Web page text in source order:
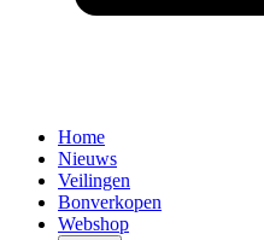
Home
Nieuws
Veilingen
Bonverkopen
Webshop